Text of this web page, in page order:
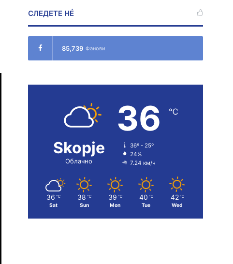
СЛЕДЕТЕ НÉ
85,739 Фанови
Skopje
Облачно
36 ℃
36º - 25º
24%
7.24 км/ч
36 ℃
Sat
38 ℃
Sun
39 ℃
Mon
40 ℃
Tue
42 ℃
Wed